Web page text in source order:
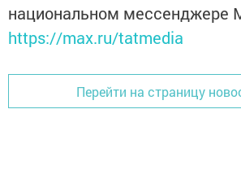
национальном мессенджере
https://max.ru/tatmedia
Перейти на страницу